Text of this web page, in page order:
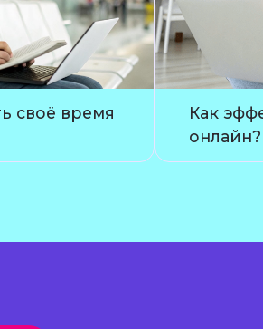
своё время
Как
онлайн?